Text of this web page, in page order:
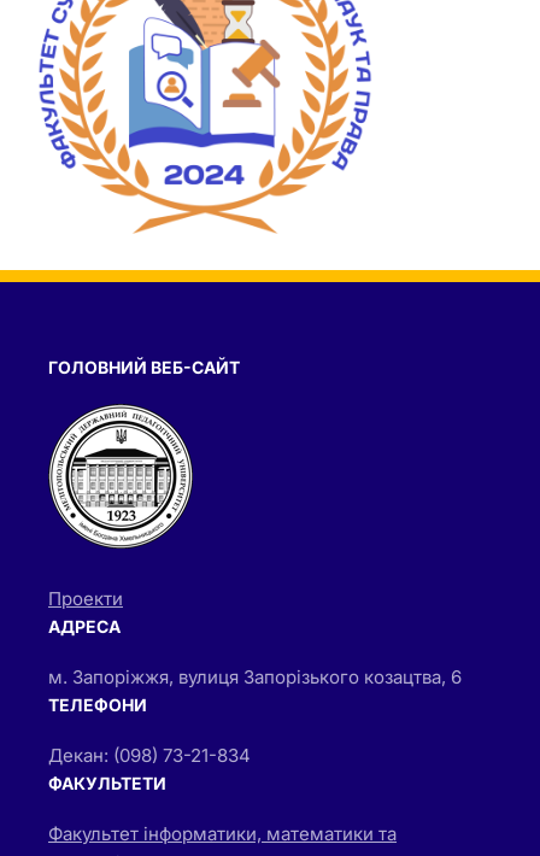
ГОЛОВНИЙ ВЕБ-САЙТ
Проекти
АДРЕСА
м. Запоріжжя, вулиця Запорізького козацтва, 6
ТЕЛЕФОНИ
Декан: (098) 73-21-834
ФАКУЛЬТЕТИ
Факультет інформатики, математики та